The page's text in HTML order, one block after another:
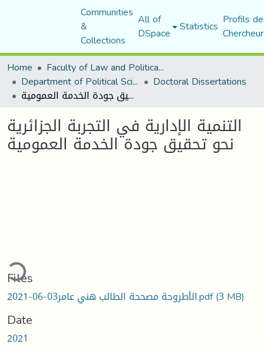
Communities
&
Collections
All of
DSpace Statistics Profils
Home
Faculty of Law and Political Science
Department of Political Sciences Doctoral Dissertations
التنمية الإدارية في التجربة الجزائرية نحو تحقيق جودة الخدمة العمومية
التنمية الإدارية في التجربة الجزائرية
نحو تحقيق جودة الخدمة العمومية
Files
الأطروحة مصححة الطالب هني عامر03-06-2021.pdf(3 MB)
Date
2021